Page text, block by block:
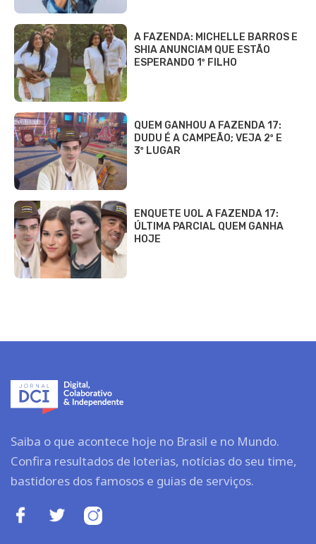
A FAZENDA: MICHELLE BARROS E
SHIA ANUNCIAM QUE ESTÃO
ESPERANDO 1º FILHO
QUEM GANHOU A FAZENDA 17:
DUDU É A CAMPEÃO; VEJA 2º E
3º LUGAR
ENQUETE UOL A FAZENDA 17:
ÚLTIMA PARCIAL QUEM GANHA
HOJE
Saiba o que acontece hoje no Brasil e no Mundo.
Confira resultados de loterias, notícias do seu time,
bastidores dos famosos e guias de serviços.